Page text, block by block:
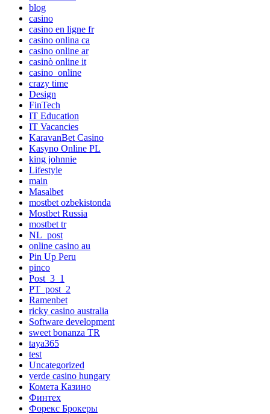
blog
casino
casino en ligne fr
casino onlina ca
casino online ar
casinò online it
casino_online
crazy time
Design
FinTech
IT Education
IT Vacancies
KaravanBet Casino
Kasyno Online PL
king johnnie
Lifestyle
main
Masalbet
mostbet ozbekistonda
Mostbet Russia
mostbet tr
NL_post
online casino au
Pin Up Peru
pinco
Post_3_1
PT_post_2
Ramenbet
ricky casino australia
Software development
sweet bonanza TR
taya365
test
Uncategorized
verde casino hungary
Комета Казино
Финтех
Форекс Брокеры